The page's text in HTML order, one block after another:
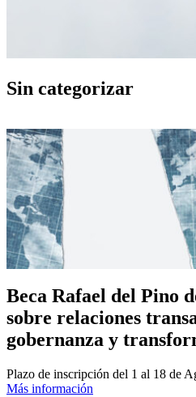
Sin categorizar
Beca Rafael del Pino
sobre relaciones
gobernanza y
Plazo de inscripción del 1 al 18 de
Más información